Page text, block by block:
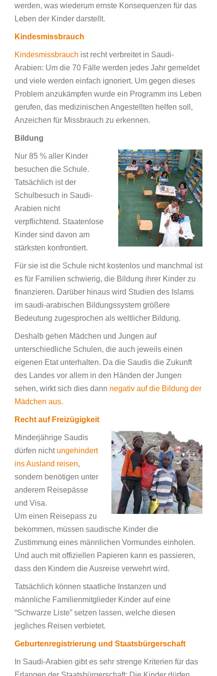
werden, was wiederum ernste Konsequenzen für das
Leben der Kinder darstellt.
Kindesmissbrauch
Kindesmissbrauch ist recht verbreitet in Saudi-
Arabien: Um die 70 Fälle werden jedes Jahr gemeldet
und viele werden einfach ignoriert. Um gegen dieses
Problem anzukämpfen wurde ein Programm ins Leben
gerufen, das medizinischen Angestellten helfen soll,
Anzeichen für Missbrauch zu erkennen.
Bildung
Nur 85 % aller Kinder
besuchen die Schule.
Tatsächlich ist der
Schulbesuch in Saudi-
Arabien nicht
verpflichtend. Staatenlose
Kinder sind davon am
stärksten konfrontiert.
Für sie ist die Schule nicht kostenlos und manchmal ist
es für Familien schwierig, die Bildung ihrer Kinder zu
finanzieren. Darüber hinaus wird Studien des Islams
im saudi-arabischen Bildungssystem größere
Bedeutung zugesprochen als weltlicher Bildung.
Deshalb gehen Mädchen und Jungen auf
unterschiedliche Schulen, die auch jeweils einen
eigenen Etat unterhalten. Da die Saudis die Zukunft
des Landes vor allem in den Händen der Jungen
sehen, wirkt sich dies dann negativ auf die Bildung der
Mädchen aus.
Recht auf Freizügigkeit
Minderjährige Saudis
dürfen nicht ungehindert
ins Ausland reisen,
sondern benötigen unter
anderem Reisepässe
und Visa.
Um einen Reisepass zu
bekommen, müssen saudische Kinder die
Zustimmung eines männlichen Vormundes einholen.
Und auch mit offiziellen Papieren kann es passieren,
dass den Kindern die Ausreise verwehrt wird.
Tatsächlich können staatliche Instanzen und
männliche Familienmitglieder Kinder auf eine
“Schwarze Liste” setzen lassen, welche diesen
jegliches Reisen verbietet.
Geburtenregistrierung und Staatsbürgerschaft
In Saudi-Arabien gibt es sehr strenge Kriterien für das